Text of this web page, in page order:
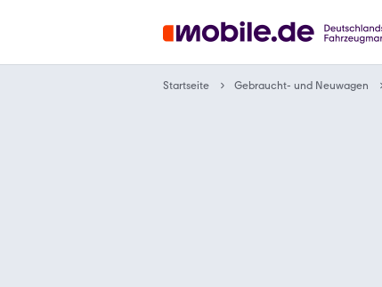
Startseite Gebraucht- und Neuwagen